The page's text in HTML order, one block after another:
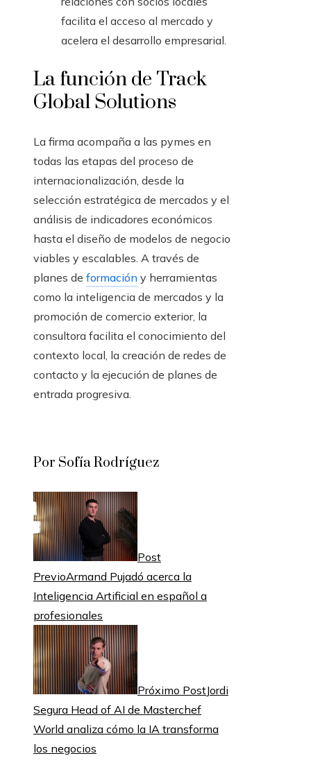
facilita el acceso al mercado y
acelera el desarrollo empresarial.
La función de Track
Global Solutions
La firma acompaña a las pymes en
todas las etapas del proceso de
internacionalización, desde la
selección estratégica de mercados y el
análisis de indicadores económicos
hasta el diseño de modelos de negocio
viables y escalables. A través de
planes de formación y herramientas
como la inteligencia de mercados y la
promoción de comercio exterior, la
consultora facilita el conocimiento del
contexto local, la creación de redes de
contacto y la ejecución de planes de
entrada progresiva.
Por Sofía Rodríguez
Post
PrevioArmand Pujadó acerca la
Inteligencia Artificial en español a
profesionales
Próximo PostJordi
Segura Head of AI de Masterchef
World analiza cómo la IA transforma
los negocios